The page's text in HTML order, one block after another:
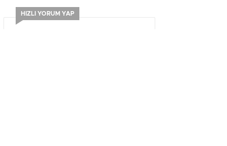
HIZLI YORUM YAP